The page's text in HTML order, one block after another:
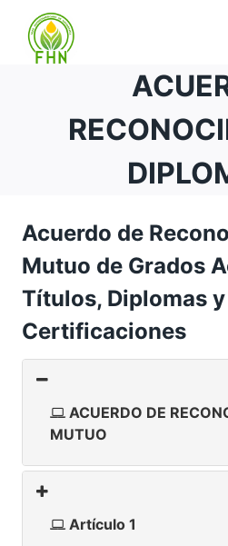
Acuerdo de
Mutuo de Grados
Títulos, Diplomas y
Certificaciones
ACUERDO DE
MUTUO
Artículo 1